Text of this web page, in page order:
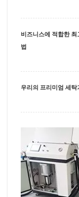
비즈니스에 적합한
법
우리의 프리미엄 세